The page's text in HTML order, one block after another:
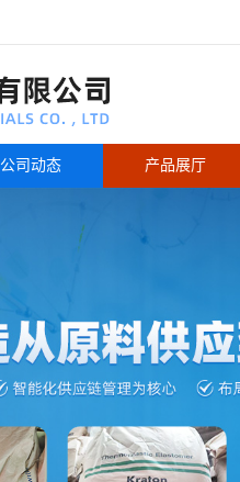
公司动态 产品展厅